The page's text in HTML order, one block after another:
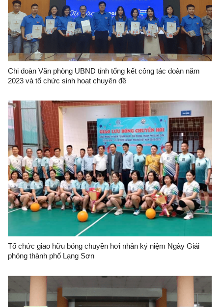
Chi đoàn Văn phòng UBND tỉnh tổng kết công tác đoàn năm
2023 và tổ chức sinh hoạt chuyên đề
Tổ chức giao hữu bóng chuyền hơi nhân kỷ niệm Ngày Giải
phóng thành phố Lạng Sơn